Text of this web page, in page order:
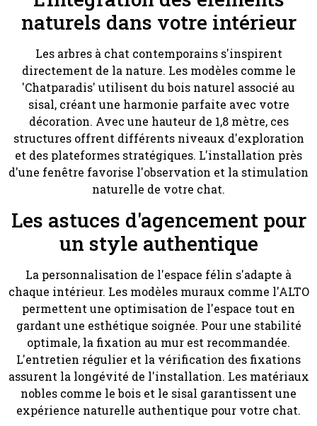
naturels dans votre intérieur
Les arbres à chat contemporains s'inspirent
directement de la nature. Les modèles comme le
'Chatparadis' utilisent du bois naturel associé au
sisal, créant une harmonie parfaite avec votre
décoration. Avec une hauteur de 1,8 mètre, ces
structures offrent différents niveaux d'exploration
et des plateformes stratégiques. L'installation près
d'une fenêtre favorise l'observation et la stimulation
naturelle de votre chat.
Les astuces d'agencement pour
un style authentique
La personnalisation de l'espace félin s'adapte à
chaque intérieur. Les modèles muraux comme l'ALTO
permettent une optimisation de l'espace tout en
gardant une esthétique soignée. Pour une stabilité
optimale, la fixation au mur est recommandée.
L'entretien régulier et la vérification des fixations
assurent la longévité de l'installation. Les matériaux
nobles comme le bois et le sisal garantissent une
expérience naturelle authentique pour votre chat.